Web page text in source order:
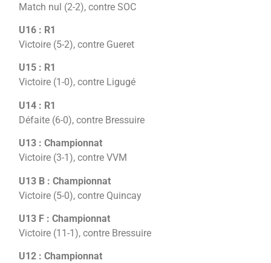
Match nul (2-2), contre SOC
U16 : R1
Victoire (5-2), contre Gueret
U15 : R1
Victoire (1-0), contre Ligugé
U14 : R1
Défaite (6-0), contre Bressuire
U13 : Championnat
Victoire (3-1), contre VVM
U13 B : Championnat
Victoire (5-0), contre Quincay
U13 F : Championnat
Victoire (11-1), contre Bressuire
U12 : Championnat